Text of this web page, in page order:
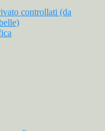
controllati (da